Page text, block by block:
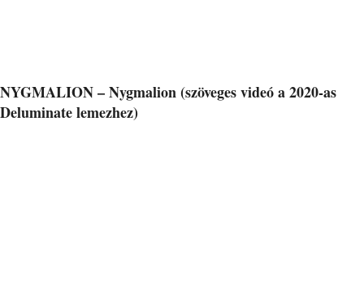
NYGMALION – Nygmalion (szöveges videó a 2020-as
Deluminate lemezhez)